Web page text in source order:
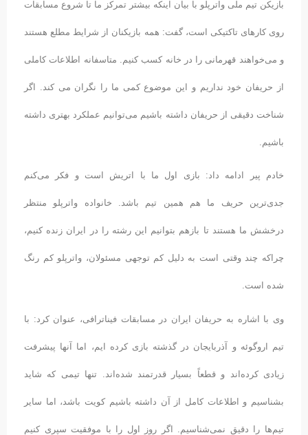
بازیکن تیم ملی واترپلو با بیان اینکه بیشتر تمرکز ما تا شروع مسابقات
روی کارهای تاکتیکی است، گفت: همه بازیکنان از شرایط مطلع هستند
و می‌خواهند قهرمانی را در خانه کسب کنیم. متاسفانه اطلاعات کاملی
از حریفان خود نداریم و این موضوع کمی ما را نگران می کند. اگر
شناخت دقیقی از حریفان داشته باشیم می‌توانیم عملکرد بهتری داشته
باشیم.
خادم پیر ادامه داد: بازی اول ما با اتریش است و فکر می‌کنم
جدی‌ترین حریف ما هم همین تیم باشد. خانواده واترپلو منتظر
درخشش ما هستند تا بازهم بتوانیم این رشته را در ایران زنده کنیم،
چراکه چند وقتی است به دلیل کم توجهی مسئولان، واترپلو کم رنگ
شده است.
وی با اشاره به حریفان ایران در مسابقات فیناترافی، عنوان کرد: با
تیم اروگوئه و آذربایجان در گذشته بازی کرده ایم، اما آنها پیشرفت
زیادی کرده‌اند و قطعاً بسیار قدرتمند شده‌‌اند. تنها تیمی که شاید
بشناسیم و اطلاعات کامل از آن داشته باشیم کویت باشد، اما سایر
تیم‌ها را دقیق نمی‌شناسیم. اگر روز اول را با موفقیت سپری کنیم